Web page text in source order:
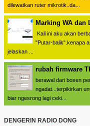
dilewatkan ruter mikrotik..da...
Marking WA dan
Kali ini aku akan
"Putar-balik".kenapa
jelaskan ...
rubah firmware
berawal dari bosen
ngadat...terpikirkan
biar ngesrong lagi ceki...
DENGERIN RADIO DONG